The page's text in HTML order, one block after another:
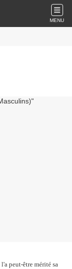
MENU
peut-être mérité sa